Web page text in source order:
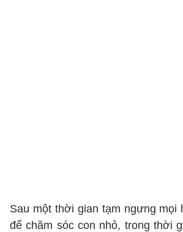
Sau một thời gian tạm ngưng mọi
để chăm sóc con nhỏ, trong thời